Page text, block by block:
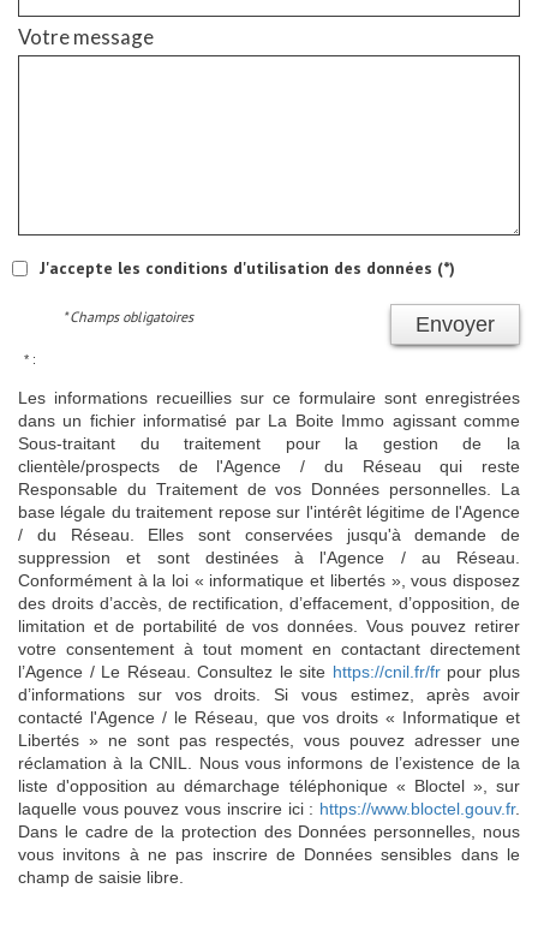
Votre message
J'accepte les conditions d'utilisation des données (*)
Envoyer
* Champs obligatoires
* :
Les informations recueillies sur ce formulaire sont enregistrées
dans un fichier informatisé par La Boite Immo agissant comme
Sous-traitant du traitement pour la gestion de la
clientèle/prospects de l'Agence / du Réseau qui reste
Responsable du Traitement de vos Données personnelles. La
base légale du traitement repose sur l'intérêt légitime de l'Agence
/ du Réseau. Elles sont conservées jusqu'à demande de
suppression et sont destinées à l'Agence / au Réseau.
Conformément à la loi « informatique et libertés », vous disposez
des droits d’accès, de rectification, d’effacement, d’opposition, de
limitation et de portabilité de vos données. Vous pouvez retirer
votre consentement à tout moment en contactant directement
l’Agence / Le Réseau. Consultez le site https://cnil.fr/frpour plus
d’informations sur vos droits. Si vous estimez, après avoir
contacté l'Agence / le Réseau, que vos droits « Informatique et
Libertés » ne sont pas respectés, vous pouvez adresser une
réclamation à la CNIL. Nous vous informons de l’existence de la
liste d'opposition au démarchage téléphonique « Bloctel », sur
laquelle vous pouvez vous inscrire ici : https://www.bloctel.gouv.fr.
Dans le cadre de la protection des Données personnelles, nous
vous invitons à ne pas inscrire de Données sensibles dans le
champ de saisie libre.